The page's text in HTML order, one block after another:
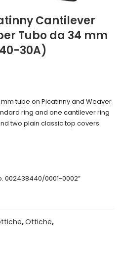
Cantilever
Tubo da 34 mm
30A)
tube on Picatinny and Weaver
ring and one cantilever ring
two plain classic top covers.
002438440/0001-0002”
,Ottiche,